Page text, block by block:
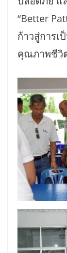
“Better
ก้าวสู่การเ
คุณภาพชีวิ